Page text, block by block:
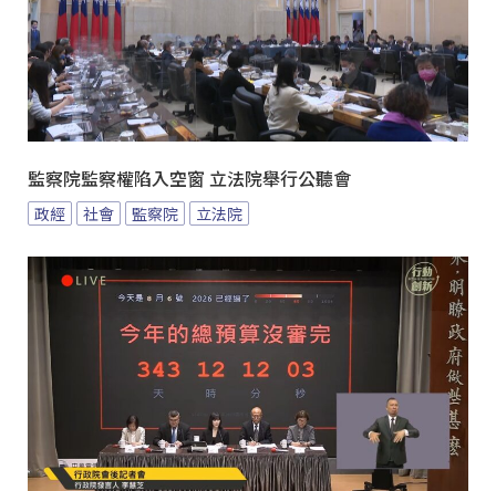
監察院監察權陷入空窗 立法院舉行公聽會
政經 社會 監察院 立法院